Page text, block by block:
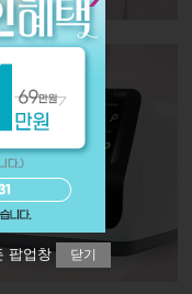
팝업창 닫기